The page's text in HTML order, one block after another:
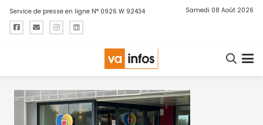
Service de presse en ligne N° 0926 W 92434 Samedi 08 Août 2026